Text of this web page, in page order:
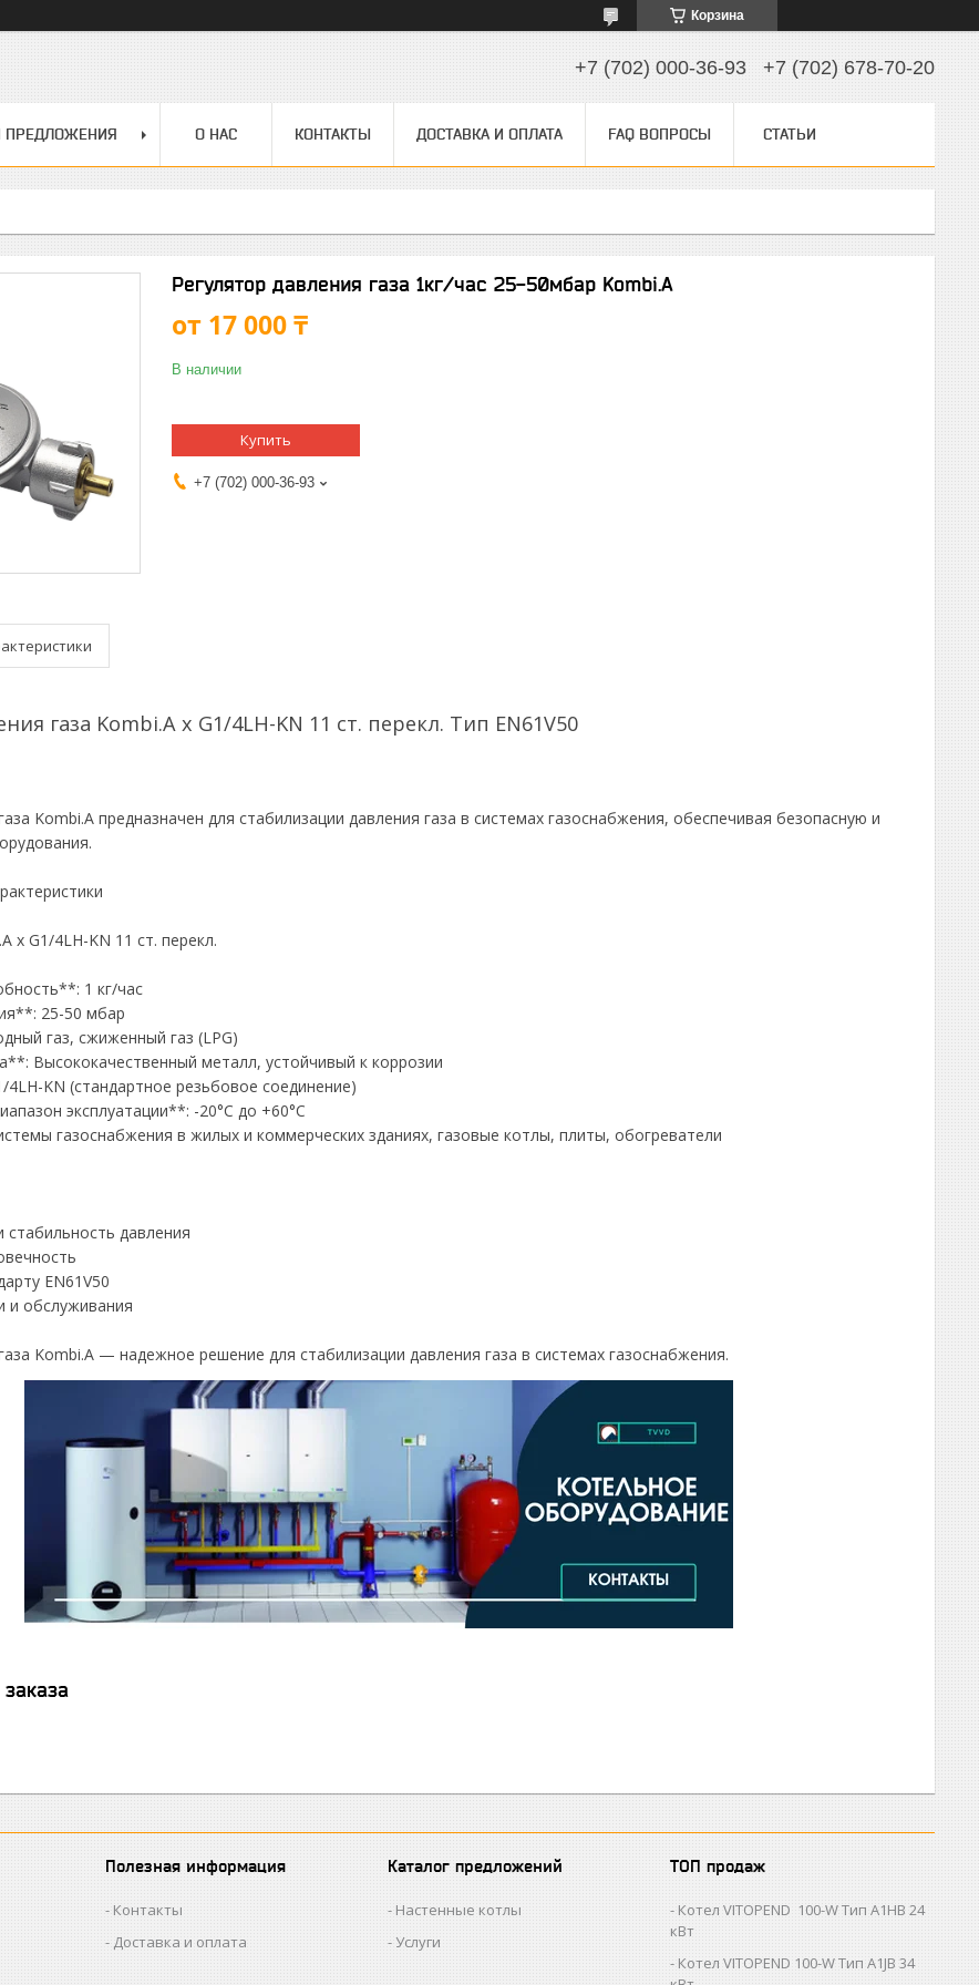
Корзина
+7 (702) 000-36-93 +7 (702) 678-70-20
ПРЕДЛОЖЕНИЯ О НАС КОНТАКТЫ ДОСТАВКА И ОПЛАТА FAQ ВОПРОСЫ СТАТЬИ
Регулятор давления газа 1кг/час 25-50мбар Kombi.A
от 17 000 ₸
В наличии
Купить
+7 (702) 000-36-93
газа Kombi.A x G1/4LH-KN 11 ст. перекл. Тип EN61V50
Kombi.A предназначен для стабилизации давления газа в системах газоснабжения, обеспечивая безопасную и
G1/4LH-KN 11 ст. перекл.
1 кг/час
25-50 мбар
газ, сжиженный газ (LPG)
Высококачественный металл, устойчивый к коррозии
KN (стандартное резьбовое соединение)
эксплуатации**: -20°C до +60°C
газоснабжения в жилых и коммерческих зданиях, газовые котлы, плиты, обогреватели
давления
EN61V50
и обслуживания
Kombi.A — надежное решение для стабилизации давления газа в системах газоснабжения.
Полезная информация
Контакты
Доставка и оплата
Каталог предложений
Настенные котлы
Услуги
ТОП продаж
Котел VITOPEND 100-W Тип A1HB 24
кВт
Котел VITOPEND 100-W Тип A1JB 34